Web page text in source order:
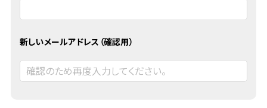
新しいメールアドレス（確認用）